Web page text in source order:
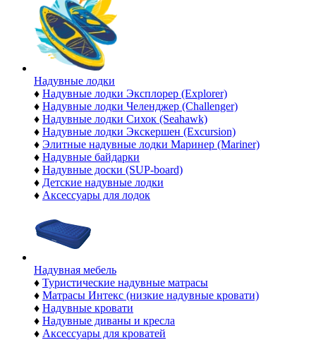
Надувные лодки
♦ Надувные лодки Эксплорер (Explorer)
♦ Надувные лодки Челенджер (Challenger)
♦ Надувные лодки Сихок (Seahawk)
♦ Надувные лодки Экскершен (Excursion)
♦ Элитные надувные лодки Маринер (Mariner)
♦ Надувные байдарки
♦ Надувные доски (SUP-board)
♦ Детские надувные лодки
♦ Аксессуары для лодок
Надувная мебель
♦ Туристические надувные матрасы
♦ Матрасы Интекс (низкие надувные кровати)
♦ Надувные кровати
♦ Надувные диваны и кресла
♦ Аксессуары для кроватей